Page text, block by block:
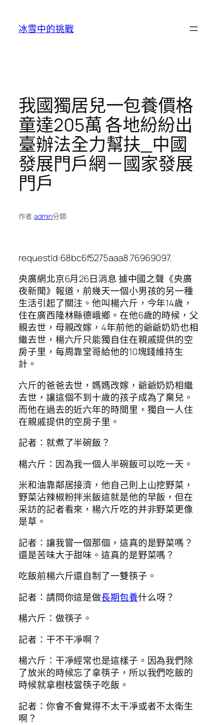
冰雪中的挑戰
我國獨居兒一包養價格
童達205萬 各地紛紛出
臺辦法全力幫扶_中國
發展門戶網－國家發展
門戶
作者:admin分類:
requestId:68bc6f5275aaa8.76969097.
央廣網北京6月26日消息 據中國之聲《央廣
夜新聞》報道，前幾天一個小男孩的另一種
生活引起了關注。他叫楊六斤，今年14歲，
住在廣西隆林縣德峨鄉。在他6歲的時候，父
親去世，母親改嫁，4年前他的爺爺奶奶也相
繼去世，楊六斤只能獨自住在親戚提供的空
房子里，每周靠堂哥給他的10塊錢維持生
計。
六斤的爸爸去世，媽媽改嫁，爺爺奶奶相繼
去世，讓這個不到十歲的孩子成為了棄兒。
而他在過去的近六年的時間里，獨自一人住
在親戚提供的空房子里。
記者：就煮了半碗飯？
楊六斤：因為我一個人半碗飯可以吃一天。
米和油靠鄰居接濟，他自己則上山挖野菜，
野菜沾辣椒粉拌米飯這就是他的早飯，但在
采訪的記者看來，楊六斤吃的并非野菜更像
是草。
記者：讓我嘗一個那個，這真的是野菜嗎？
還是苦味大于甜味。這真的是野菜嗎？
吃飯前楊六斤還自制了一雙筷子。
記者：請問你這是做長期包養什么呀？
楊六斤：做筷子。
記者：干不干凈啊？
楊六斤：干凈經常也是這樣子。因為我們除
了放米的時候忘了拿筷子，所以我們吃飯的
時候就拿樹枝當筷子吃飯。
記者：你會不會覺得不太干凈或者不太衛生
啊？